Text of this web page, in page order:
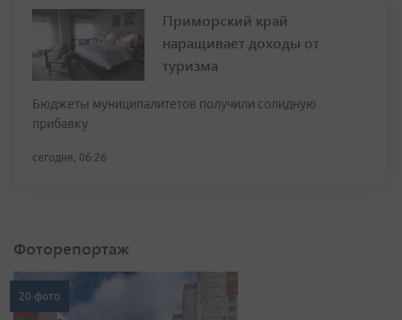
Приморский край
наращивает доходы от
туризма
Бюджеты муниципалитетов получили солидную
прибавку
сегодня, 06:26
Фоторепортаж
20 фото